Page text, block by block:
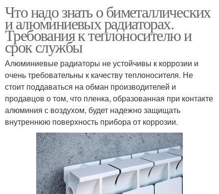
Что надо знать о биметаллических
и алюминиевых радиаторах.
Требования к теплоносителю и
срок службы
Алюминиевые радиаторы не устойчивы к коррозии и
очень требовательны к качеству теплоносителя. Не
стоит поддаваться на обман производителей и
продавцов о том, что пленка, образованная при контакте
алюминия с воздухом, будет надежно защищать
внутреннюю поверхность прибора от коррозии.